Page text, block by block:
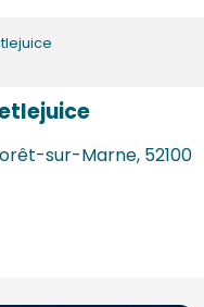
sur-Marne, 52100